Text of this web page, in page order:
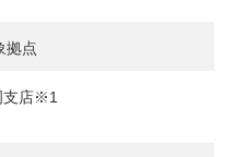
拠点
支店※1